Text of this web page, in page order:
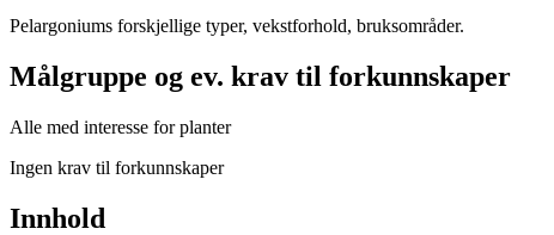
Pelargoniums forskjellige typer, vekstforhold, bruksområder.
Målgruppe og ev. krav til forkunnskaper
Alle med interesse for planter
Ingen krav til forkunnskaper
Innhold